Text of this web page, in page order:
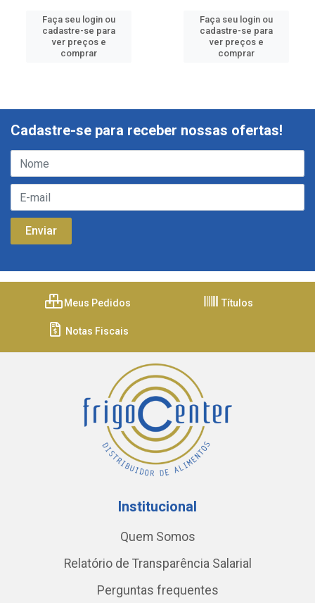
Faça seu login ou
cadastre-se para
ver preços e
comprar
Faça seu login ou
cadastre-se para
ver preços e
comprar
Cadastre-se para receber nossas ofertas!
Meus Pedidos Títulos
Notas Fiscais
Institucional
Quem Somos
Relatório de Transparência Salarial
Perguntas frequentes